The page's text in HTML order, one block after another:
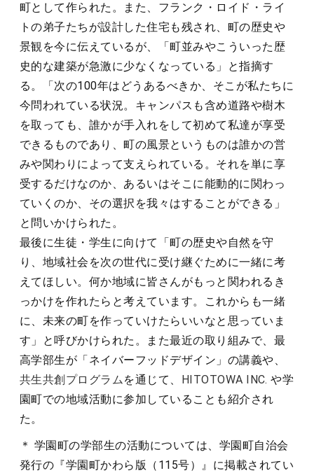
町として作られた。また、フランク・ロイド・ライ
トの弟子たちが設計した住宅も残され、町の歴史や
景観を今に伝えているが、「町並みやこういった歴
史的な建築が急激に少なくなっている」と指摘す
る。「次の100年はどうあるべきか、そこが私たちに
今問われている状況。キャンパスも含め道路や樹木
を取っても、誰かが手入れをして初めて私達が享受
できるものであり、町の風景というものは誰かの営
みや関わりによって支えられている。それを単に享
受するだけなのか、あるいはそこに能動的に関わっ
ていくのか、その選択を我々はすることができる」
と問いかけられた。
最後に生徒・学生に向けて「町の歴史や自然を守
り、地域社会を次の世代に受け継ぐために一緒に考
えてほしい。何か地域に皆さんがもっと関われるき
っかけを作れたらと考えています。これからも一緒
に、未来の町を作っていけたらいいなと思っていま
す」と呼びかけられた。また最近の取り組みで、最
高学部生が「ネイバーフッドデザイン」の講義や、
共生共創プログラムを通じて、 HITOTOWA INC.や学
園町での地域活動に参加していることも紹介され
た。
＊ 学園町の学部生の活動については、学園町自治会
発行の『学園町かわら版（115号）』に掲載されてい